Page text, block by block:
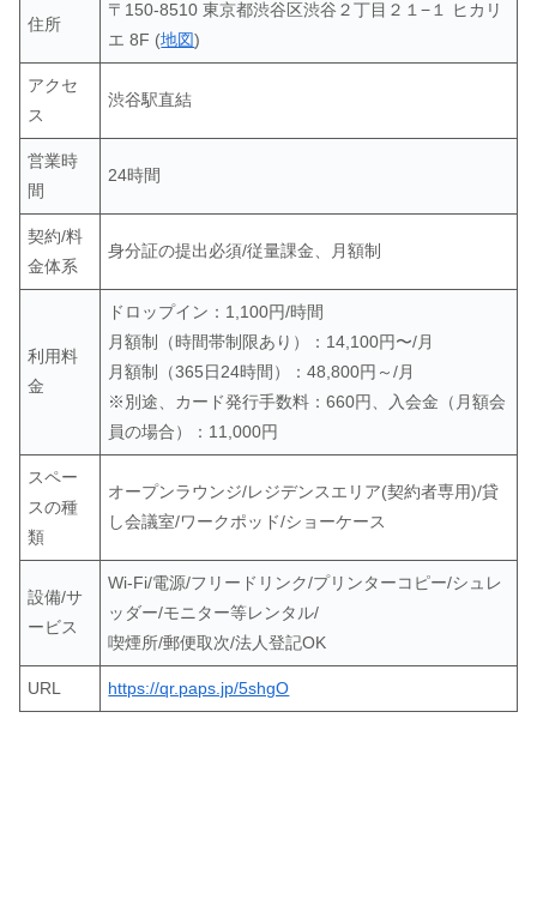
住所
〒150-8510 東京都渋谷区渋谷２丁目２１−１ ヒカリ
エ 8F (地図)
アクセ
ス
渋谷駅直結
営業時
間
24時間
契約/料
金体系
身分証の提出必須/従量課金、月額制
利用料
金
ドロップイン：1,100円/時間
月額制（時間帯制限あり）：14,100円〜/月
月額制（365日24時間）：48,800円～/月
※別途、カード発行手数料：660円、入会金（月額会
員の場合）：11,000円
スペー
スの種
類
オープンラウンジ/レジデンスエリア(契約者専用)/貸
し会議室/ワークポッド/ショーケース
設備/サ
ービス
Wi-Fi/電源/フリードリンク/プリンターコピー/シュレ
ッダー/モニター等レンタル/
喫煙所/郵便取次/法人登記OK
URL https://qr.paps.jp/5shgO